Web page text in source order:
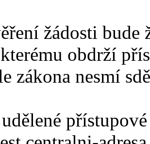
žádosti
obdrží
zákona nesmí